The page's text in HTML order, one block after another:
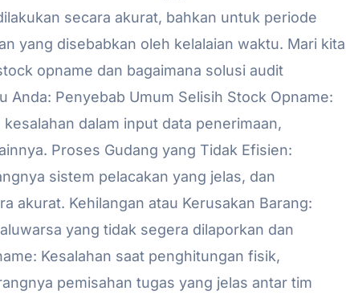
secara akurat, bahkan untuk periode
yang disebabkan oleh kelalaian waktu. Mari kita
opname dan bagaimana solusi audit
Penyebab Umum Selisih Stock Opname:
dalam input data penerimaan,
Proses Gudang yang Tidak Efisien:
sistem pelacakan yang jelas, dan
akurat. Kehilangan atau Kerusakan Barang:
yang tidak segera dilaporkan dan
Kesalahan saat penghitungan fisik,
pemisahan tugas yang jelas antar tim